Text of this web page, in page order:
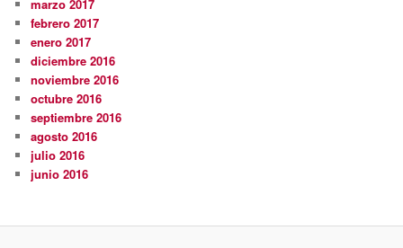
marzo 2017
febrero 2017
enero 2017
diciembre 2016
noviembre 2016
octubre 2016
septiembre 2016
agosto 2016
julio 2016
junio 2016